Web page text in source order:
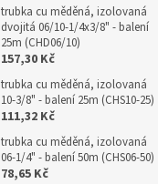
trubka cu měděná, izolovaná
dvojitá 06/10-1/4x3/8" - balení
25m (CHD06/10)
157,30 Kč
trubka cu měděná, izolovaná
10-3/8" - balení 25m (CHS10-25)
111,32 Kč
trubka cu měděná, izolovaná
06-1/4" - balení 50m (CHS06-50)
78,65 Kč